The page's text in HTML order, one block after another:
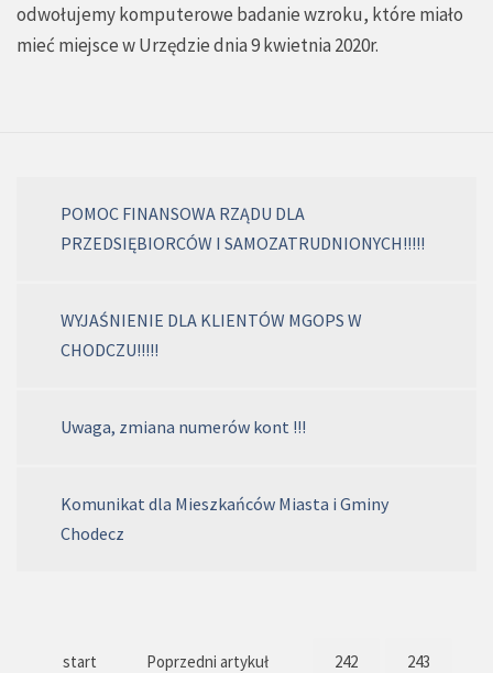
odwołujemy komputerowe badanie wzroku, które miało
mieć miejsce w Urzędzie dnia 9 kwietnia 2020r.
POMOC FINANSOWA RZĄDU DLA
PRZEDSIĘBIORCÓW I SAMOZATRUDNIONYCH!!!!!
WYJAŚNIENIE DLA KLIENTÓW MGOPS W
CHODCZU!!!!!
Uwaga, zmiana numerów kont !!!
Komunikat dla Mieszkańców Miasta i Gminy
Chodecz
start Poprzedni artykuł 242 243